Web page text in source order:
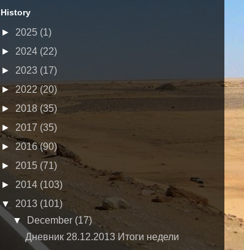
History
► 2025 (1)
► 2024 (22)
► 2023 (17)
► 2022(20)
► 2018 (35)
► 2017 (35)
► 2016(90)
► 2015 (71)
► 2014 (103)
▼ 2013 (101)
▼
December (17)
Дневник 28.12.2013 Итоги недели